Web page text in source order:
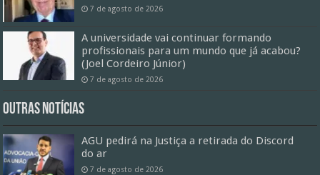
7 de agosto de 2026
A universidade vai continuar formando
profissionais para um mundo que já acabou?
(Joel Cordeiro Júnior)
7 de agosto de 2026
Outras Notícias
AGU pedirá na Justiça a retirada do Discord
do ar
7 de agosto de 2026